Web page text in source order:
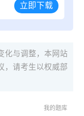
立即下载
化与调整，本网站
，请考生以权威部
我的题库